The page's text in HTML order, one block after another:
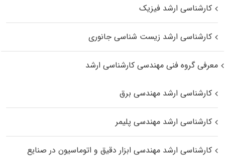
کارشناسی ارشد فیزیک
کارشناسی ارشد زیست‌ شناسی جانوری
معرفی گروه فنی مهندسی کارشناسی ارشد
کارشناسی ارشد مهندسی برق
کارشناسی ارشد مهندسی پلیمر
کارشناسی ارشد مهندسی ابزار دقیق و اتوماسیون در صنایع